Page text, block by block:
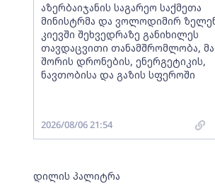
აზერბაიჯანის საგარეო საქმეთა
მინისტრმა და ვოლოდიმირ
კიევში შეხვედრაზე განიხილეს
თავდაცვითი თანამშრომლობა,
შორის დრონების, ენერგეტიკის,
ნავთობისა და გაზის სფეროში
2026/08/06 21:54
დილის პალიტრა